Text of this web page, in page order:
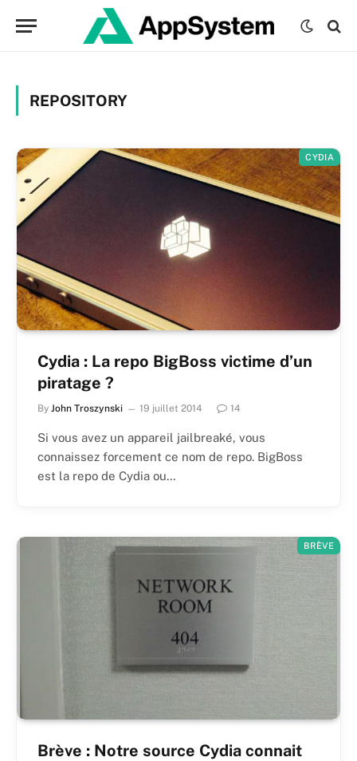
REPOSITORY
CYDIA
Cydia : La repo BigBoss victime d’un
piratage ?
By John Troszynski 19 juillet 2014 14
Si vous avez un appareil jailbreaké, vous
connaissez forcement ce nom de repo. BigBoss
est la repo de Cydia ou…
BRÈVE
Brève : Notre source Cydia connait